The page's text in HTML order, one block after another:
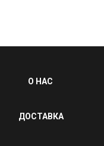
О НАС
ДОСТАВКА